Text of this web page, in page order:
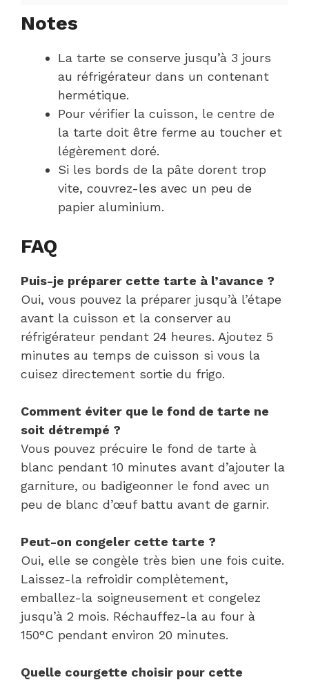
Notes
La tarte se conserve jusqu’à 3 jours
au réfrigérateur dans un contenant
hermétique.
Pour vérifier la cuisson, le centre de
la tarte doit être ferme au toucher et
légèrement doré.
Si les bords de la pâte dorent trop
vite, couvrez-les avec un peu de
papier aluminium.
FAQ
Puis-je préparer cette tarte à l’avance ?
Oui, vous pouvez la préparer jusqu’à l’étape
avant la cuisson et la conserver au
réfrigérateur pendant 24 heures. Ajoutez 5
minutes au temps de cuisson si vous la
cuisez directement sortie du frigo.
Comment éviter que le fond de tarte ne
soit détrempé ?
Vous pouvez précuire le fond de tarte à
blanc pendant 10 minutes avant d’ajouter la
garniture, ou badigeonner le fond avec un
peu de blanc d’œuf battu avant de garnir.
Peut-on congeler cette tarte ?
Oui, elle se congèle très bien une fois cuite.
Laissez-la refroidir complètement,
emballez-la soigneusement et congelez
jusqu’à 2 mois. Réchauffez-la au four à
150°C pendant environ 20 minutes.
Quelle courgette choisir pour cette